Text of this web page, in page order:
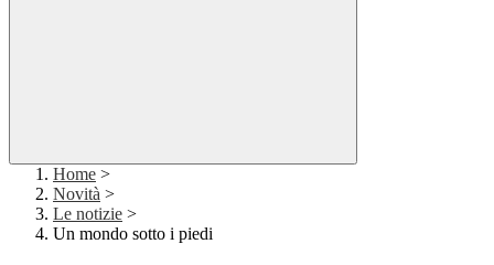
Home >
Novità >
Le notizie >
Un mondo sotto i piedi